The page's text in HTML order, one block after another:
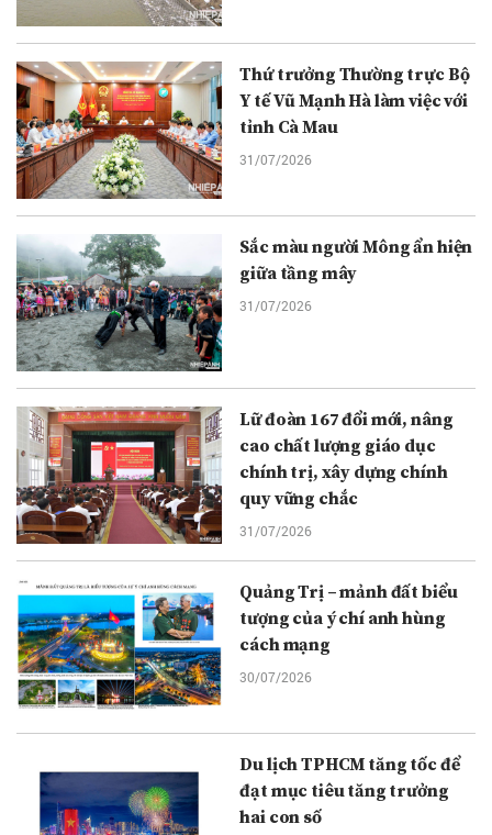
Thứ trưởng Thường trực Bộ
Y tế Vũ Mạnh Hà làm việc với
tỉnh Cà Mau
31/07/2026
Sắc màu người Mông ẩn hiện
giữa tầng mây
31/07/2026
Lữ đoàn 167 đổi mới, nâng
cao chất lượng giáo dục
chính trị, xây dựng chính
quy vững chắc
31/07/2026
Quảng Trị – mảnh đất biểu
tượng của ý chí anh hùng
cách mạng
30/07/2026
Du lịch TPHCM tăng tốc để
đạt mục tiêu tăng trưởng
hai con số